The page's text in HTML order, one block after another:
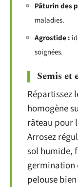
Pâturin des
maladies.
Agrostide :
soignées.
Semis et
Répartissez
homogène
râteau pour
Arrosez
sol humide,
germination
pelouse